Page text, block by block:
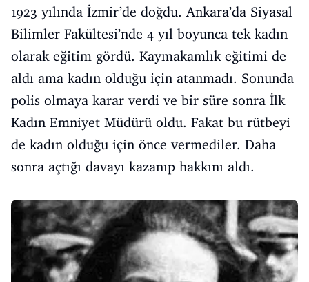
1923 yılında İzmir’de doğdu. Ankara’da Siyasal
Bilimler Fakültesi’nde 4 yıl boyunca tek kadın
olarak eğitim gördü. Kaymakamlık eğitimi de
aldı ama kadın olduğu için atanmadı. Sonunda
polis olmaya karar verdi ve bir süre sonra İlk
Kadın Emniyet Müdürü oldu. Fakat bu rütbeyi
de kadın olduğu için önce vermediler. Daha
sonra açtığı davayı kazanıp hakkını aldı.